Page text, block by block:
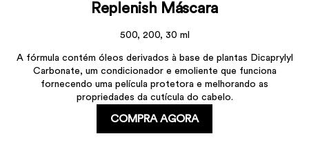
Replenish Máscara
500, 200, 30 ml
A fórmula contém óleos derivados à base de plantas Dicaprylyl
Carbonate, um condicionador e emoliente que funciona
fornecendo uma película protetora e melhorando as
propriedades da cutícula do cabelo.
COMPRA AGORA